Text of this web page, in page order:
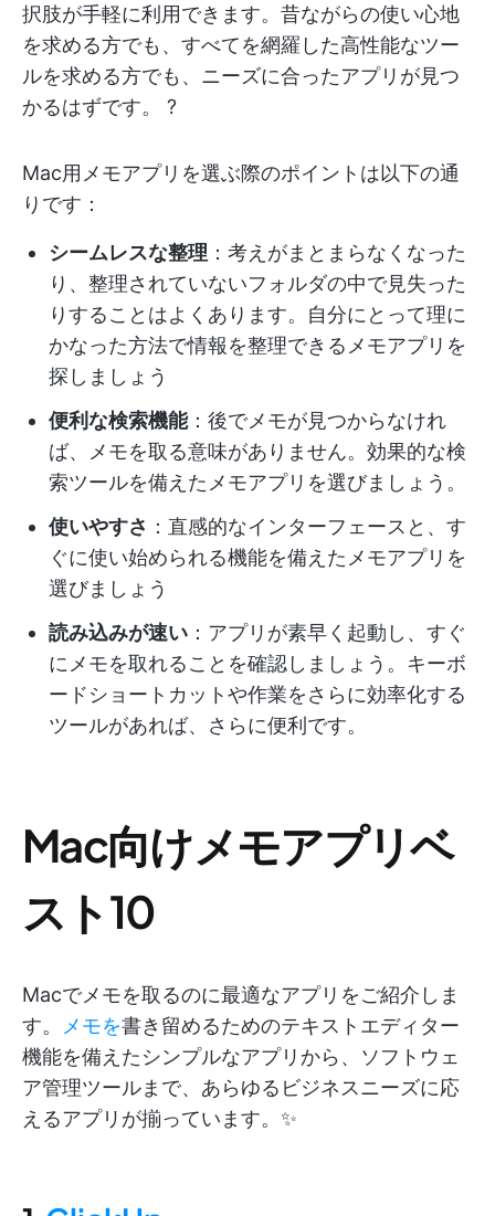
択肢が手軽に利用できます。昔ながらの使い心地
を求める方でも、すべてを網羅した高性能なツー
ルを求める方でも、ニーズに合ったアプリが見つ
かるはずです。 ?
Mac用メモアプリを選ぶ際のポイントは以下の通
りです：
シームレスな整理 ：考えがまとまらなくなった
り、整理されていないフォルダの中で見失った
りすることはよくあります。自分にとって理に
かなった方法で情報を整理できるメモアプリを
探しましょう
便利な検索機能：後でメモが見つからなけれ
ば、メモを取る意味がありません。効果的な検
索ツールを備えたメモアプリを選びましょう。
使いやすさ ：直感的なインターフェースと、す
ぐに使い始められる機能を備えたメモアプリを
選びましょう
読み込みが速い ：アプリが素早く起動し、すぐ
にメモを取れることを確認しましょう。キーボ
ードショートカットや作業をさらに効率化する
ツールがあれば、さらに便利です。
Mac向けメモアプリベ
スト10
Macでメモを取るのに最適なアプリをご紹介しま
す。
メモを書き留めるためのテキストエディター
機能を備えたシンプルなアプリから、ソフトウェ
ア管理ツールまで、あらゆるビジネスニーズに応
えるアプリが揃っています。✨